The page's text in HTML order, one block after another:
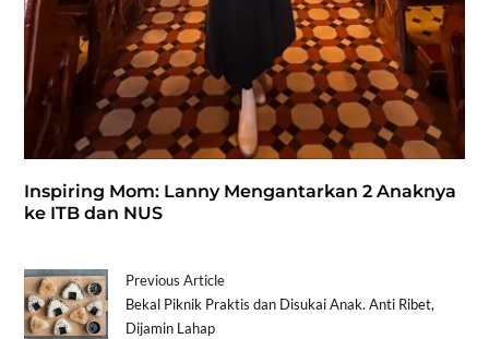
Inspiring Mom: Lanny Mengantarkan 2 Anaknya
ke ITB dan NUS
Previous Article
Bekal Piknik Praktis dan Disukai Anak. Anti Ribet,
Dijamin Lahap